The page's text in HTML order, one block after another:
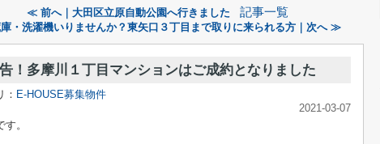
≪ 前へ｜大田区立原自動公園へ行きました 記事一覧
・洗濯機いりませんか？東矢口３丁目まで取りに来られる方｜次へ ≫
！多摩川１丁目マンションはご成約となりました
： E-HOUSE募集物件
2021-03-07
。